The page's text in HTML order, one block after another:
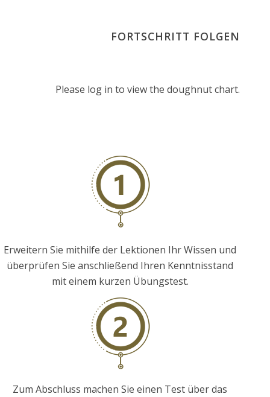
FORTSCHRITT FOLGEN
Please log in to view the doughnut chart.
Erweitern Sie mithilfe der Lektionen Ihr Wissen und
überprüfen Sie anschließend Ihren Kenntnisstand
mit einem kurzen Übungstest.
Zum Abschluss machen Sie einen Test über das